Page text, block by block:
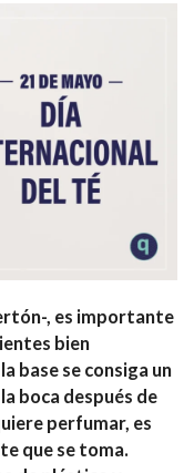
, es importante
bien
base se consiga un
boca después de
perfumar, es
que se toma.